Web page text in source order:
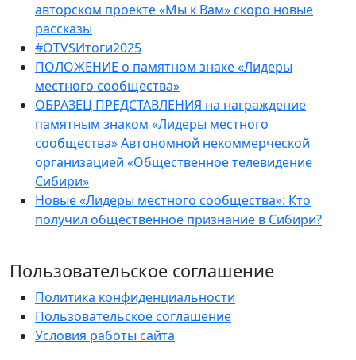
авторском проекте «Мы к Вам» скоро новые
рассказы
#OTVSИтоги2025
ПОЛОЖЕНИЕ о памятном знаке «Лидеры
местного сообщества»
ОБРАЗЕЦ ПРЕДСТАВЛЕНИЯ на награждение
памятным знаком «Лидеры местного
сообщества» Автономной некоммерческой
организацией «Общественное телевидение
Сибири»
Новые «Лидеры местного сообщества»: Кто
получил общественное признание в Сибири?
Пользовательское соглашение
Политика конфиденциальности
Пользовательское соглашение
Условия работы сайта